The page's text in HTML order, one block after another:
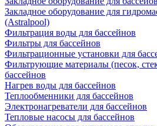
Закладное оборудование для
(Astralpool)
Фильтрация воды для бассейнов
Фильтры для бассейнов
Фильтрационные установки для
Фильтрующие материалы (песок,
бассейнов
Нагрев воды для бассейнов
Теплообменники для бассейнов
Электронагреватели для бассейнов
Тепловые насосы для бассейнов